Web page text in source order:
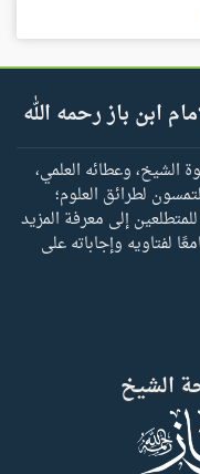
ابن باز رحمه الله
وعطائه العلمي،
لطرائق العلوم؛
إلى معرفة المزيد
لفتاويه وإجاباته على
الشيخ